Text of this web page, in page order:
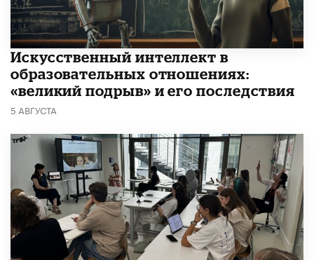
​Искусственный интеллект в
образовательных отношениях:
«великий подрыв» и его последствия
5 АВГУСТА